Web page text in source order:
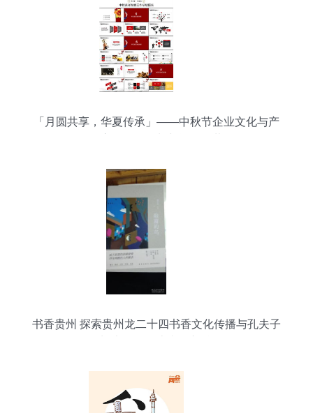
「月圆共享，华夏传承」——中秋节企业文化与产
书香贵州 探索贵州龙二十四书香文化传播与孔夫子